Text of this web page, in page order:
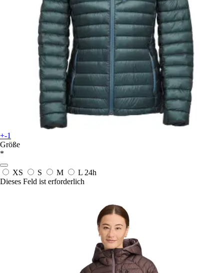
+-1
Größe
*
XS S M L 24h
Dieses Feld ist erforderlich